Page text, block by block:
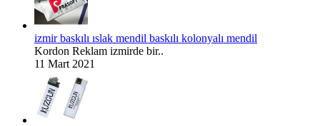
izmir baskılı ıslak mendil baskılı kolonyalı mendil
Kordon Reklam izmirde bir..
11 Mart 2021